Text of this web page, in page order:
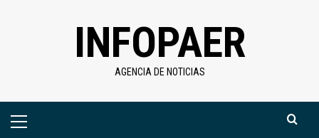
INFOPAER
AGENCIA DE NOTICIAS
Menú